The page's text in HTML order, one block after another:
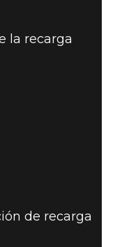
la recarga
de recarga